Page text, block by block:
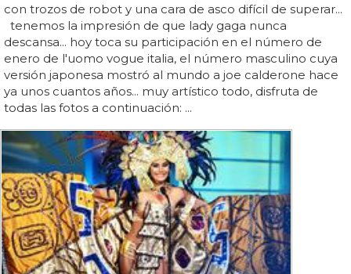
con trozos de robot y una cara de asco difícil de superar...
tenemos la impresión de que lady gaga nunca
descansa... hoy toca su participación en el número de
enero de l'uomo vogue italia, el número masculino cuya
versión japonesa mostró al mundo a joe calderone hace
ya unos cuantos años... muy artístico todo, disfruta de
todas las fotos a continuación: ...